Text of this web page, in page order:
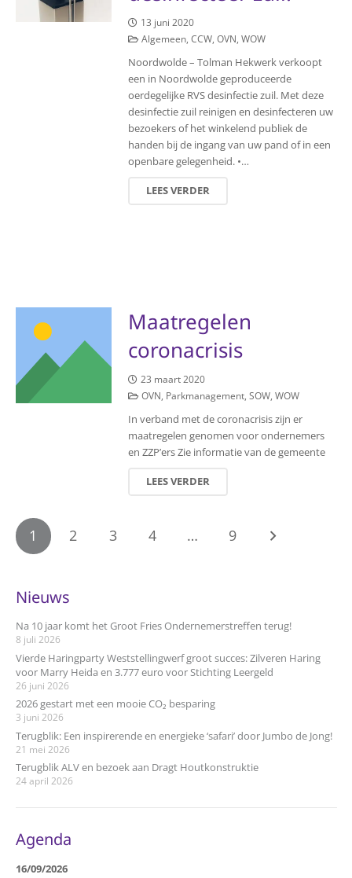
13 juni 2020
Algemeen ,CCW ,OVN ,WOW
Noordwolde – Tolman Hekwerk verkoopt
een in Noordwolde geproduceerde
oerdegelijke RVS desinfectie zuil. Met deze
desinfectie zuil reinigen en desinfecteren uw
bezoekers of het winkelend publiek de
handen bij de ingang van uw pand of in een
openbare gelegenheid. •…
LEES VERDER
Maatregelen
coronacrisis
23 maart 2020
OVN Parkmanagement ,SOW ,WOW
In verband met de coronacrisis zijn er
maatregelen genomen voor ondernemers
en ZZP’ers Zie informatie van de gemeente
LEES VERDER
1 2 3 4 … 9
Nieuws
Na 10 jaar komt het Groot Fries Ondernemerstreffen terug!
8 juli 2026
Vierde Haringparty Weststellingwerf groot succes: Zilveren Haring
voor Marry Heida en 3.777 euro voor Stichting Leergeld
26 juni 2026
2026 gestart met een mooie CO₂ besparing
3 juni 2026
Terugblik: Een inspirerende en energieke ‘safari’ door Jumbo de Jong!
21 mei 2026
Terugblik ALV en bezoek aan Dragt Houtkonstruktie
24 april 2026
Agenda
16/09/2026